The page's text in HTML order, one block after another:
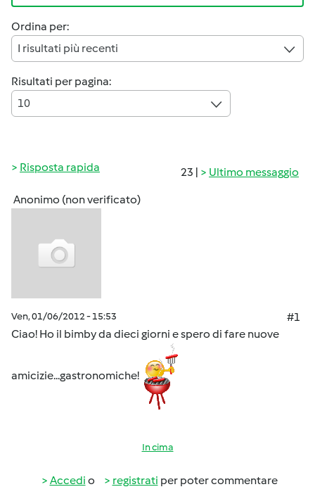
Ordina per:
I risultati più recenti
Risultati per pagina:
10
23 | Ultimo messaggio
Risposta rapida
Anonimo (non verificato)
Ven, 01/06/2012 - 15:53
#1
Ciao! Ho il bimby da dieci giorni e spero di fare nuove
amicizie...gastronomiche!
In cima
Accedi o registrati per poter commentare